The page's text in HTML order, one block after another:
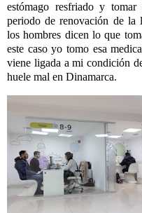
estómago resfriado y
periodo de renovación de la
los hombres dicen lo que
este caso yo tomo esa
viene ligada a mi condición
huele mal en Dinamarca.